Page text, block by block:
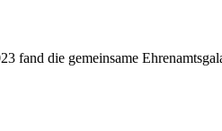
die gemeinsame